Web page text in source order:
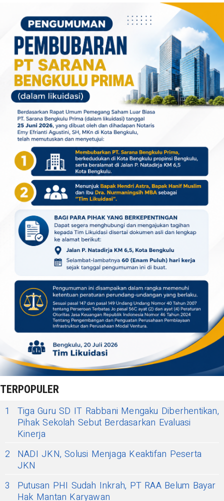
TERPOPULER
1
Tiga Guru SD IT Rabbani Mengaku Diberhentikan,
Pihak Sekolah Sebut Berdasarkan Evaluasi
Kinerja
2
NADI JKN, Solusi Menjaga Keaktifan Peserta
JKN
3
Putusan PHI Sudah Inkrah, PT RAA Belum Bayar
Hak Mantan Karyawan